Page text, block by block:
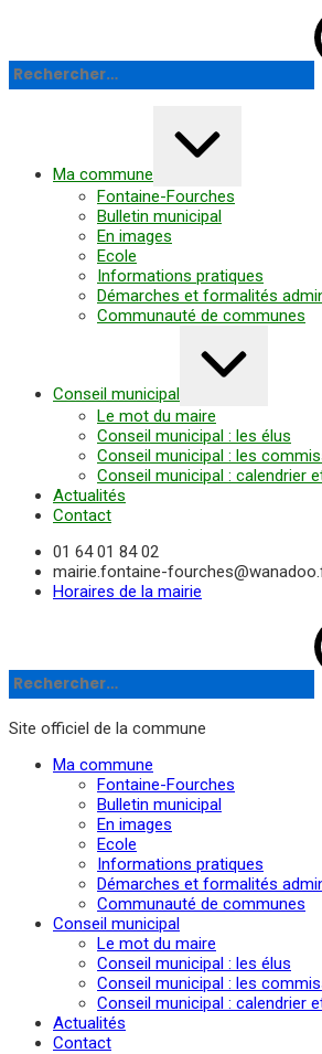
contenu
Ma commune
Fontaine-Fourches
Bulletin municipal
En images
Ecole
Informations pratiques
Démarches et formalités
Communauté de communes
Conseil municipal
Le mot du maire
Conseil municipal : les élus
Conseil municipal : les
Conseil municipal : calendrier
Actualités
Contact
01 64 01 84 02
mairie.fontaine-
Horaires de la mairie
Site officiel de la commune
Ma commune
Fontaine-Fourches
Bulletin municipal
En images
Ecole
Informations pratiques
Démarches et formalités
Communauté de communes
Conseil municipal
Le mot du maire
Conseil municipal : les élus
Conseil municipal : les
Conseil municipal : calendrier
Actualités
Contact